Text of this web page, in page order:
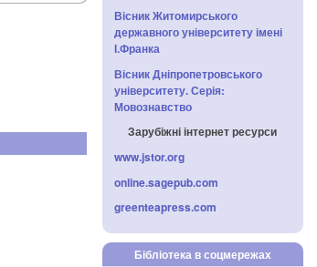
Вісник Житомирського
державного університету імені
І.Франка
Вісник Дніпропетровського
університету. Серія:
Мовознавство
Зарубіжні інтернет ресурси
www.jstor.org
online.sagepub.com
greenteapress.com
Бібліотека в соцмережах